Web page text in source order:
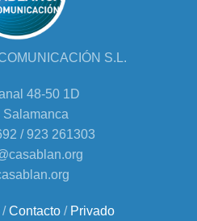
S.L.
48-50 1D
Salamanca
/ 923 261303
Contacto/ Privado